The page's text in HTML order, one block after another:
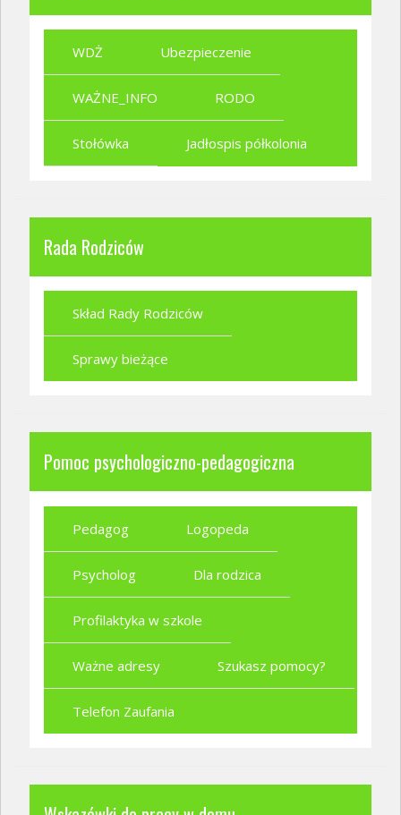
WDŻ Ubezpieczenie
WAŻNE_INFO RODO
Stołówka Jadłospis półkolonia
Rada Rodziców
Skład Rady Rodziców
Sprawy bieżące
Pomoc psychologiczno-pedagogiczna
Pedagog Logopeda
Psycholog Dla rodzica
Profilaktyka w szkole
Ważne adresy Szukasz pomocy?
Telefon Zaufania